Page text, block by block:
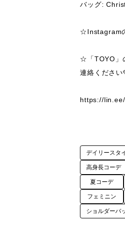
バッグ:
☆Instagram
☆「TOYO」
連絡ください
デイリースタ
高身長コーデ
夏コーデ
フェミニン
ショルダーバ